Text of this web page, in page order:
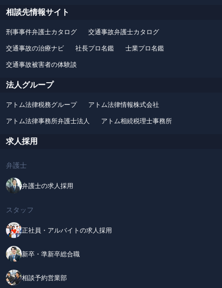
相談先情報サイト
刑事事件弁護士カタログ 交通事故弁護士カタログ
交通事故の治療ナビ 社長プロ名鑑 士業プロ名鑑
交通事故被害者の体験談
法人グループ
アトム法律税務グループ アトム法律情報株式会社
アトム法律事務所弁護士法人 アトム相続税理士事務所
求人採用
弁護士
弁護士の求人採用
スタッフ
正社員・アルバイトの求人採用
新卒・準新卒総合職
相談予約営業部